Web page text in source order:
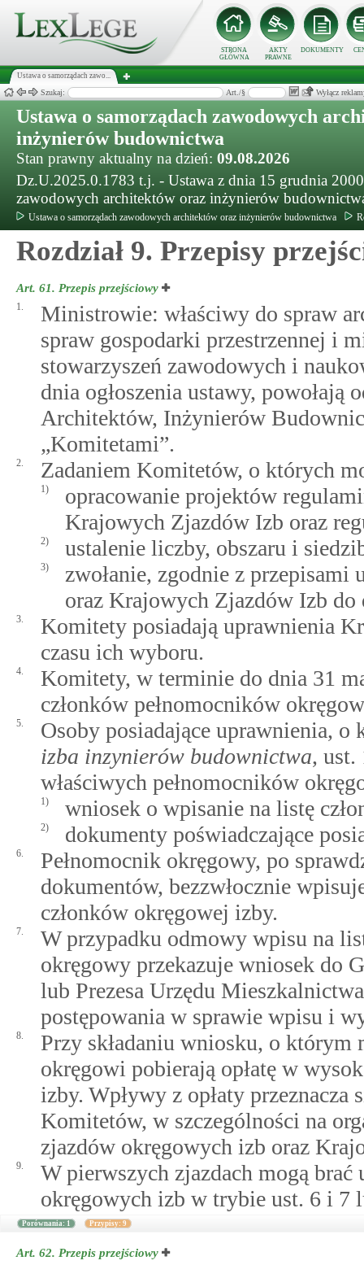
STRONA
GŁÓWNA
AKTY
PRAWNE
DOKUMENTY
Ustawa o samorządach zawo...
Szukaj: Art./§ Wyłącz
Ustawa o samorządach zawodowych
inżynierów budownictwa
Stan prawny aktualny na dzień: 09.08.2026
Dz.U.2025.0.1783 t.j. - Ustawa z dnia 15 grudnia 2000
zawodowych architektów oraz inżynierów
Ustawa o samorządach zawodowych architektów oraz inżynierów budownictwa
Rozdział 9. Przepisy
Art. 61. Przepis przejściowy
1.
Ministrowie: właściwy do spraw
spraw gospodarki przestrzennej i
stowarzyszeń zawodowych i
dnia ogłoszenia ustawy,
Architektów, Inżynierów
„Komitetami”.
2. Zadaniem Komitetów, o których
1)
opracowanie projektów
Krajowych Zjazdów Izb oraz
2) ustalenie liczby, obszaru i
3)
zwołanie, zgodnie z
oraz Krajowych Zjazdów Izb do
3.
Komitety posiadają uprawnienia
czasu ich wyboru.
4.
Komitety, w terminie do dnia 31
członków pełnomocników
5.
Osoby posiadające uprawnienia,
izba inzynierów budownictwa, ust.
właściwych pełnomocników
1) wniosek o wpisanie na listę
2) dokumenty poświadczające
6.
Pełnomocnik okręgowy, po
dokumentów, bezzwłocznie
członków okręgowej izby.
7.
W przypadku odmowy wpisu na
okręgowy przekazuje wniosek do
lub Prezesa Urzędu
postępowania w sprawie wpisu i
8.
Przy składaniu wniosku, o którym
okręgowi pobierają opłatę w
izby. Wpływy z opłaty przeznacza
Komitetów, w szczególności na
zjazdów okręgowych izb oraz
9.
W pierwszych zjazdach mogą brać
okręgowych izb w trybie ust. 6 i 7
Porównania: 1 Przypisy: 9
Art. 62. Przepis przejściowy